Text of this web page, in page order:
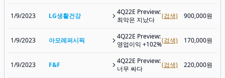
1/9/2023 LG생활건강
4Q22E Preview:
최악은 지났다
(검색) 900,000원
1/9/2023 아모레퍼시픽
4Q22E Preview:
영업이익 +102%(검색) 170,000원
1/9/2023 F&F
4Q22E Preview:
너무 싸다
(검색) 220,000원